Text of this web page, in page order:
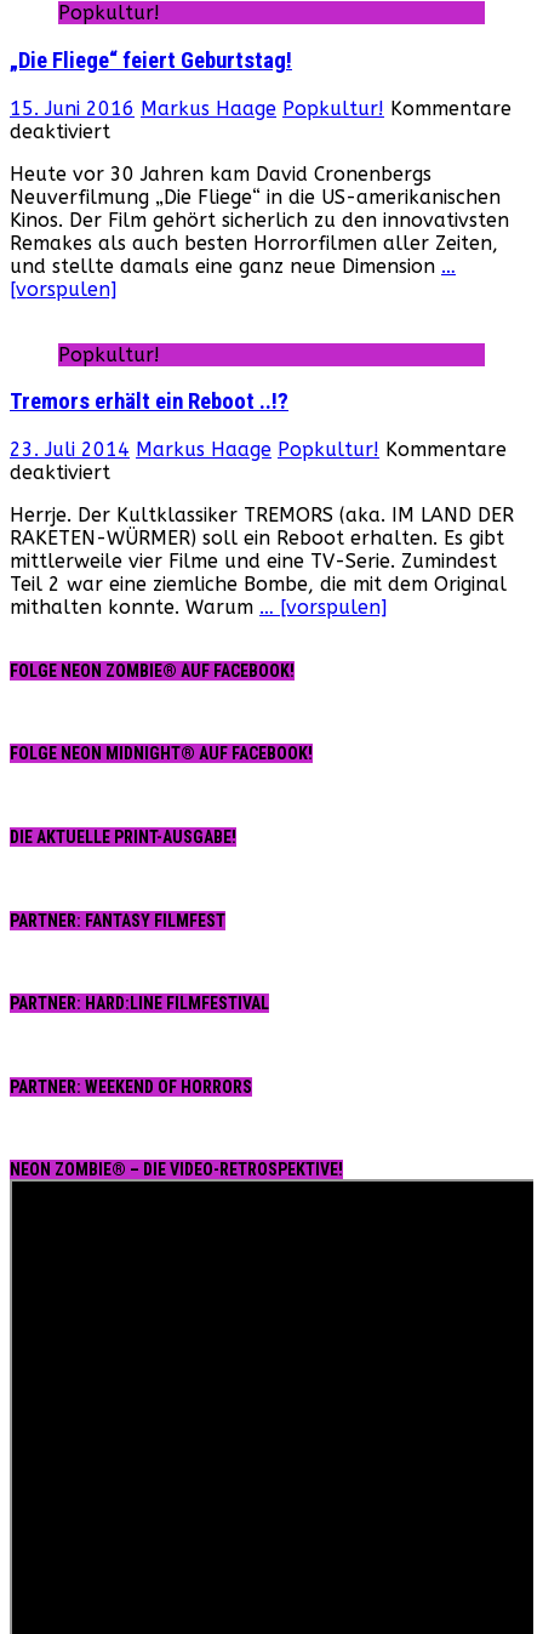
Popkultur!
„Die Fliege“ feiert Geburtstag!
15. Juni 2016 Markus Haage Popkultur! Kommentare
deaktiviert
Fliege“
feiert
Geburtstag!
Heute vor 30 Jahren kam David Cronenbergs
Neuverfilmung „Die Fliege“ in die US-amerikanischen
Kinos. Der Film gehört sicherlich zu den innovativsten
Remakes als auch besten Horrorfilmen aller Zeiten,
und stellte damals eine ganz neue Dimension …
[vorspulen]
Popkultur!
Tremors erhält ein Reboot ..!?
23. Juli 2014 Markus Haage Popkultur! Kommentare
deaktiviertfür
erhält
ein
Reboot
..!?
Herrje. Der Kultklassiker TREMORS (aka. IM LAND DER
RAKETEN-WÜRMER) soll ein Reboot erhalten. Es gibt
mittlerweile vier Filme und eine TV-Serie. Zumindest
Teil 2 war eine ziemliche Bombe, die mit dem Original
mithalten konnte. Warum … [vorspulen]
FOLGE NEON ZOMBIE® AUF FACEBOOK!
FOLGE NEON MIDNIGHT® AUF FACEBOOK!
DIE AKTUELLE PRINT-AUSGABE!
PARTNER: FANTASY FILMFEST
PARTNER: HARD:LINE FILMFESTIVAL
PARTNER: WEEKEND OF HORRORS
NEON ZOMBIE® – DIE VIDEO-RETROSPEKTIVE!